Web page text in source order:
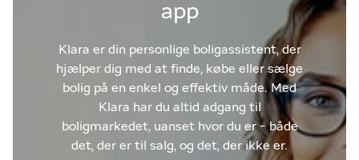
app
Klara er din personlige boligassistent, der
hjælper dig med at finde, købe eller sælge
bolig på en enkel og effektiv måde. Med
Klara har du altid adgang til
boligmarkedet, uanset hvor du er - både
det, der er til salg, og det, der ikke er.